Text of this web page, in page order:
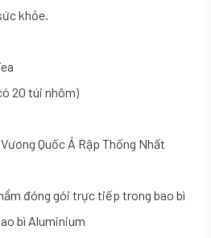
khỏe.
20 túi nhôm)
Quốc Ả Rập Thống Nhất
đóng gói trực tiếp trong bao bì
bì Aluminium